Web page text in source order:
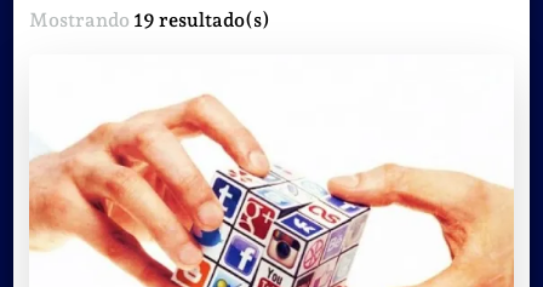
Mostrando 19 resultado(s)